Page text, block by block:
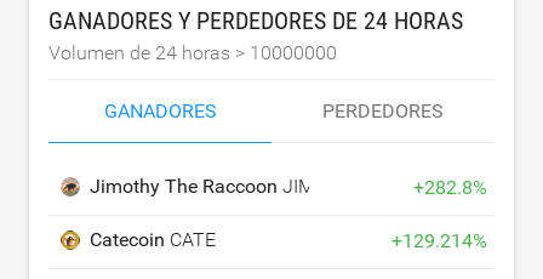
GANADORES Y PERDEDORES DE 24 HORAS
Volumen de 24 horas > 10000000
GANADORES PERDEDORES
Jimothy The Raccoon JIMOTHY +282.8%
Catecoin CATE +129.214%